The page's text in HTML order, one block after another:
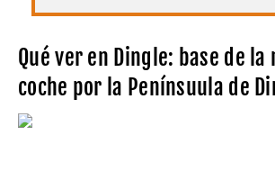
Qué ver en Dingle: base de la
coche por la Penínsuula de